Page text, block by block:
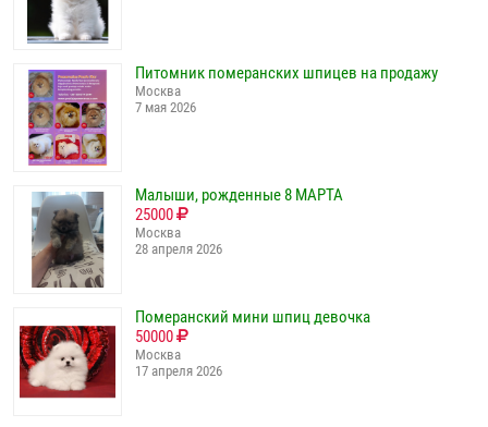
Питомник померанских шпицев на продажу
Москва
7 мая 2026
Малыши, рожденные 8 МАРТА
25000
Москва
28 апреля 2026
Померанский мини шпиц девочка
50000
Москва
17 апреля 2026